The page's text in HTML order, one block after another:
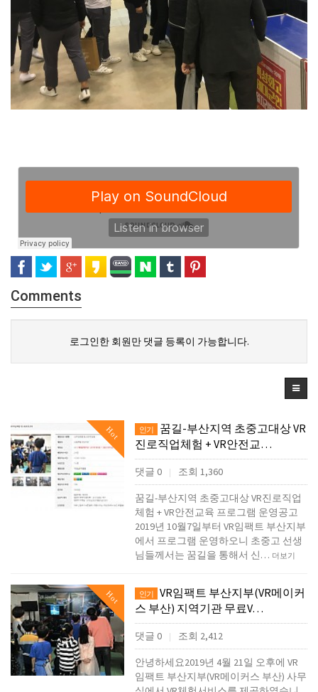
Comments
로그인한 회원만 댓글 등록이 가능합니다.
Hot 인기
꿈길-부산지역 초중고대상 VR
진로직업체험 + VR안전교…
댓글 0 | 조회 1,360
꿈길-부산지역 초중고대상 VR진로직업
체험 + VR안전교육 프로그램 운영공고
2019년 10월7일부터 VR임팩트 부산지부
에서 프로그램 운영하오니 초중고 선생
님들께서는 꿈길을 통해서 신… 더보기
Hot 인기
VR임팩트 부산지부(VR메이커
스 부산) 지역기관 무료V…
댓글 0 | 조회 2,412
안녕하세요2019년 4월 21일 오후에 VR
임팩트 부산지부(VR메이커스 부산) 사무